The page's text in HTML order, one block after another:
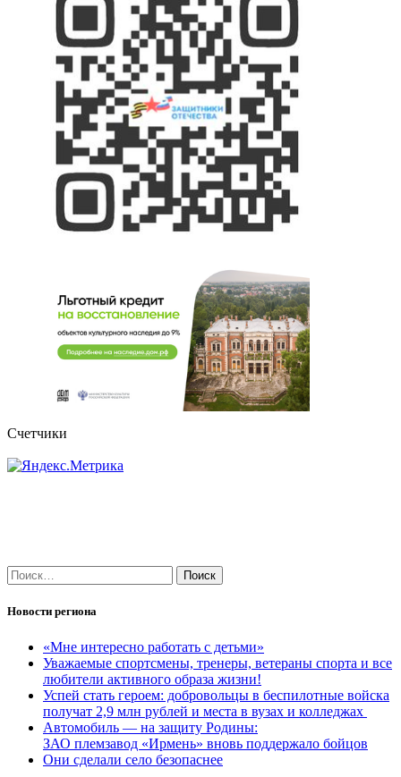
Счетчики
Найти:
Новости региона
«Мне интересно работать с детьми»
Уважаемые спортсмены, тренеры, ветераны спорта и все
любители активного образа жизни!
Успей стать героем: добровольцы в беспилотные войска
получат 2,9 млн рублей и места в вузах и колледжах
Автомобиль — на защиту Родины:
ЗАО племзавод «Ирмень» вновь поддержало бойцов
Они сделали село безопаснее